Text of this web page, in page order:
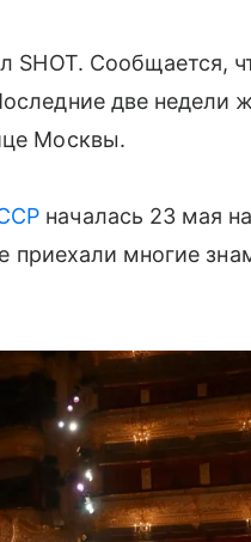
SHOT. Сообщается,
две недели
Москвы.
началась 23 мая
приехали многие